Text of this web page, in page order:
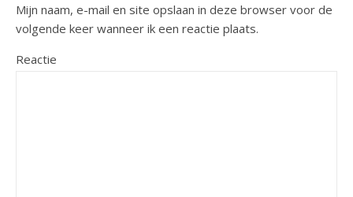
Mijn naam, e-mail en site opslaan in deze browser voor de
volgende keer wanneer ik een reactie plaats.
Reactie